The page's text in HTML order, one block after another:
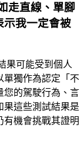
走直線、單腳
示我一定會被
果可能受到個人
單獨作為認定「不
您的駕駛行為、言
果這些測試結果是
有機會挑戰其證明